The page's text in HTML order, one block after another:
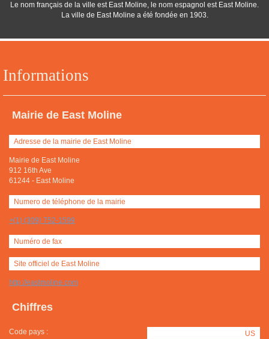
Informations
Mairie de East Moline
Adresse de la mairie de East Moline
Mairie de East Moline
912 16th Ave
61244 - East Moline
Numero de téléphone de la mairie
+(1) (309) 752-1599
Numéro de fax
Site officiel de East Moline
http://eastmoline.com
Chiffres
Code pays : US
Le nom français de la ville est East Moline, le nom espagnol est East Moline.
La ville de East Moline a été fondée en 1903.